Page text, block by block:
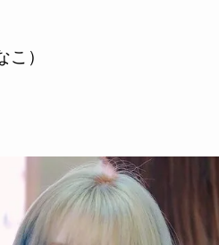
こ）